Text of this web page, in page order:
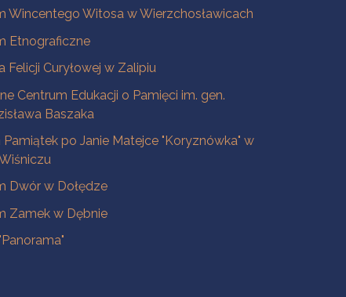
Wincentego Witosa w Wierzchosławicach
Etnograficzne
Felicji Curyłowej w Zalipiu
Centrum Edukacji o Pamięci im. gen.
Baszaka
Pamiątek po Janie Matejce "Koryznówka" w
Dwór w Dołędze
Zamek w Dębnie